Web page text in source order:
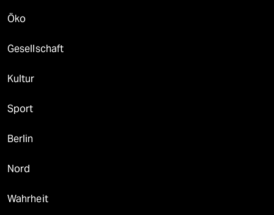
Öko
Gesellschaft
Kultur
Sport
Berlin
Nord
Wahrheit